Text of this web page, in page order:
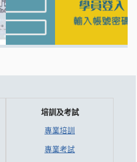
培訓及考試
專業培訓
專業考試